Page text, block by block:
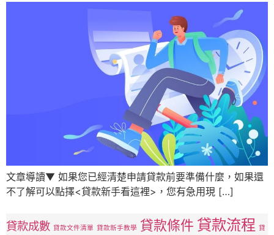
文章導讀▼ 如果您已經清楚申請貸款前要準備什麼，如果還
不了解可以點擇<貸款新手看這裡>，您有急用現 […]
貸款成數 貸款文件清單 貸款新手教學 貸款條件 貸款流程 貸